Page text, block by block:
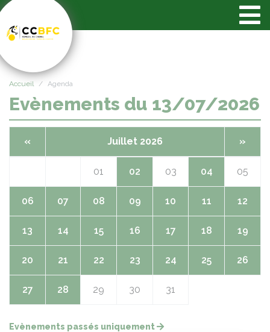
Accueil Agenda
Evènements du 13/07/2026
« Juillet 2026 »
01 02 03 04 05
06 07 08 09 10 11 12
13 14 15 16 17 18 19
20 21 22 23 24 25 26
27 28 29 30 31
Evènements passés uniquement
Panneau de gestion des cookies